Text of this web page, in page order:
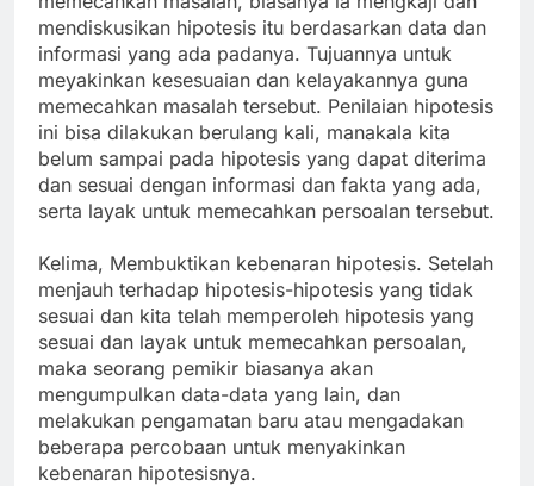
mendiskusikan hipotesis itu berdasarkan data dan
informasi yang ada padanya. Tujuannya untuk
meyakinkan kesesuaian dan kelayakannya guna
memecahkan masalah tersebut. Penilaian hipotesis
ini bisa dilakukan berulang kali, manakala kita
belum sampai pada hipotesis yang dapat diterima
dan sesuai dengan informasi dan fakta yang ada,
serta layak untuk memecahkan persoalan tersebut.
Kelima, Membuktikan kebenaran hipotesis. Setelah
menjauh terhadap hipotesis-hipotesis yang tidak
sesuai dan kita telah memperoleh hipotesis yang
sesuai dan layak untuk memecahkan persoalan,
maka seorang pemikir biasanya akan
mengumpulkan data-data yang lain, dan
melakukan pengamatan baru atau mengadakan
beberapa percobaan untuk menyakinkan
kebenaran hipotesisnya.